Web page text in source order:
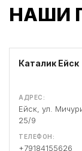
НАШИ
Каталик Ейск
АДРЕС:
Ейск, ул.
25/9
ТЕЛЕФОН:
+79184155626